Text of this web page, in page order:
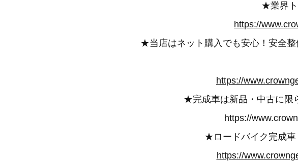
★業界ト
https://
★当店はネット購入でも安心！安全
https://
★完成車は新品・中古に限
https://
★ロードバイク完成車
https://